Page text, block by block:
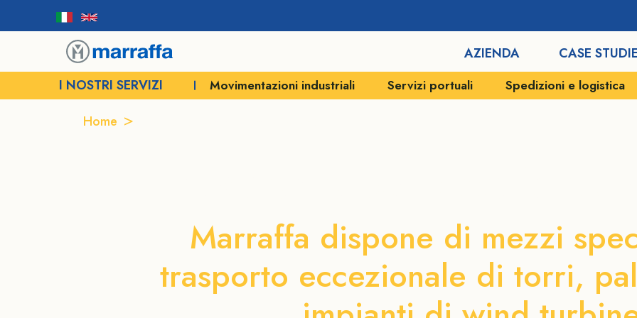
AZIENDA CASE
I NOSTRI SERVIZI
Veicoli semoventi e SPMT Movimentazioni industriali Servizi portuali Spedizioni e logistica
Home
Marraffa dispone di mezzi
trasporto eccezionale di torri,